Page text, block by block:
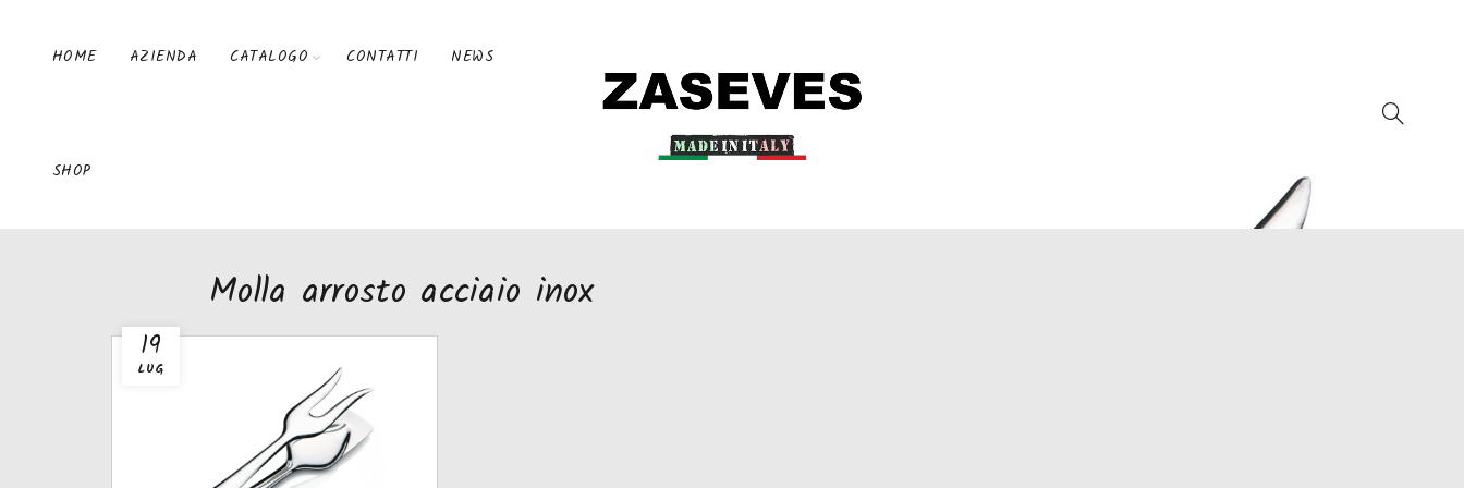
HOME AZIENDA CATALOGO CONTATTI NEWS
SHOP
19
LUG
Molla arrosto acciaio inox